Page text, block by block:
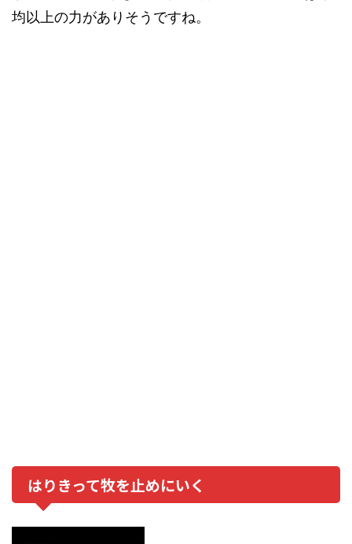
均以上の力がありそうですね。
はりきって牧を止めにいく